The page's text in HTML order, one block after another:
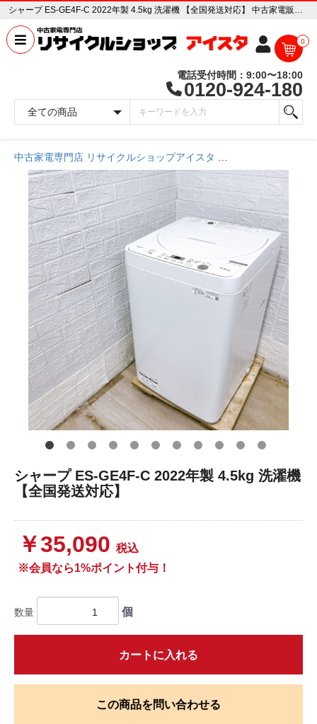
シャープ ES-GE4F-C 2022年製 4.5kg 洗濯機 【全国発送対応】 中古家電販売専門店 リサイクルショップ アイスタ
0
電話受付時間：9:00〜18:00
0120-924-180
中古家電専門店 リサイクルショップアイスタ
シャープ ES-GE4F-C 2022年製 4.5kg 洗濯機
【全国発送対応】
￥35,090 税込
※会員なら1%ポイント付与！
数量 個
カートに入れる
この商品を問い合わせる